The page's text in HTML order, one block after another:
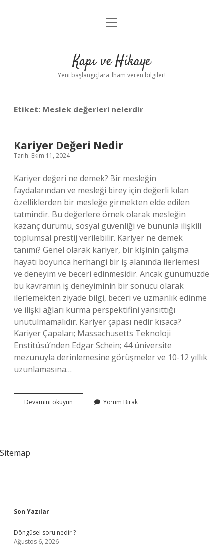
Anasayfa
Yasal Uyarı
menüyü
Kapı ve Hikaye
Yeni başlangıçlara ilham veren bilgiler!
Etiket: Meslek değerleri nelerdir
Kariyer Değeri Nedir
Tarih: Ekim 11, 2024
Kariyer değeri ne demek? Bir mesleğin
faydalarından ve mesleği birey için değerli kılan
özelliklerden bir mesleğe girmekten elde edilen
tatmindir. Bu değerlere örnek olarak mesleğin
kazanç durumu, sosyal güvenliği ve bununla ilişkili
toplumsal prestij verilebilir. Kariyer ne demek
tanımı? Genel olarak kariyer, bir kişinin çalışma
hayatı boyunca herhangi bir iş alanında ilerlemesi
ve deneyim ve beceri edinmesidir. Ancak günümüzde
bu kavramın iş deneyiminin bir sonucu olarak
ilerlemekten ziyade bilgi, beceri ve uzmanlık edinme
ve ilişki ağları kurma perspektifini yansıttığı
unutulmamalıdır. Kariyer çapası nedir kısaca?
Kariyer Çapaları; Massachusetts Teknoloji
Enstitüsü’nden Edgar Schein; 44 üniversite
mezunuyla derinlemesine görüşmeler ve 10-12 yıllık
uzunlamasına…
Devamını okuyun
Değeri
Yorum Bırak
Sitemap
Sidebar
Son Yazılar
Döngüsel soru nedir ?
Ağustos 6, 2026